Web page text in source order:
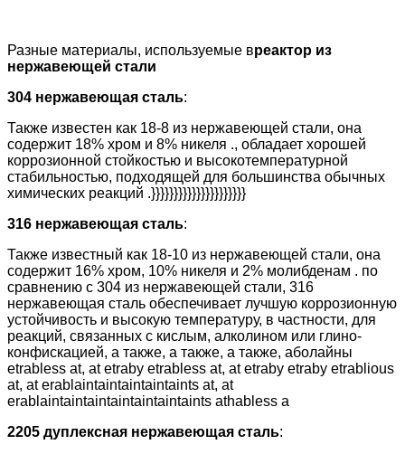
Разные материалы, используемые вреактор из
нержавеющей стали
304 нержавеющая сталь:
Также известен как 18-8 из нержавеющей стали, она
содержит 18% хром и 8% никеля ., обладает хорошей
коррозионной стойкостью и высокотемпературной
стабильностью, подходящей для большинства обычных
химических реакций .}}}}}}}}}}}}}}}}}}}}}
316 нержавеющая сталь:
Также известный как 18-10 из нержавеющей стали, она
содержит 16% хром, 10% никеля и 2% молибденам . по
сравнению с 304 из нержавеющей стали, 316
нержавеющая сталь обеспечивает лучшую коррозионную
устойчивость и высокую температуру, в частности, для
реакций, связанных с кислым, алколином или глино-
конфискацией, а также, а также, а также, аболайны
etrabless at, at etraby etrabless at, at etraby etraby etrablious
at, at erablaintaintaintaintaints at, at
erablaintaintaintaintaintaintaints athabless a
2205 дуплексная нержавеющая сталь: